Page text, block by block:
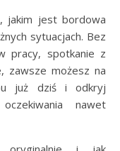
jakim jest bordowa
sytuacjach. Bez
pracy, spotkanie z
zawsze możesz na
już dziś i odkryj
nawet